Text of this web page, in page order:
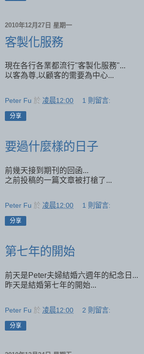
2010年12月27日 星期一
客製化服務
現在各行各業都流行"客製化服務"...
以客為尊,以顧客的需要為中心...
Peter Fu 於 凌晨12:00 1 則留言:
分享
要過什麼樣的日子
前幾天接到期刊的回函...
之前投稿的一篇文章被打槍了...
Peter Fu 於 凌晨12:00 1 則留言:
分享
第七年的開始
前天是Peter夫婦結婚六週年的紀念日...
昨天是結婚第七年的開始...
Peter Fu 於 凌晨12:00 2 則留言:
分享